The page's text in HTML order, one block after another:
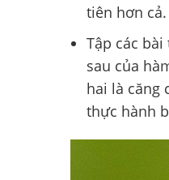
tiên hơn cả.
Tập các
sau của
hai là căng
thực hành